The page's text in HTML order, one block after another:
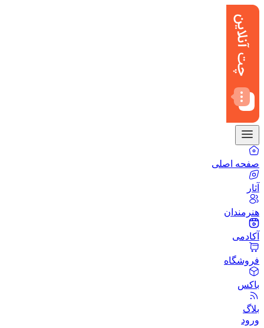
صفحه اصلی
آثار
هنرمندان
آکادمی
فروشگاه
باکس
بلاگ
ورود